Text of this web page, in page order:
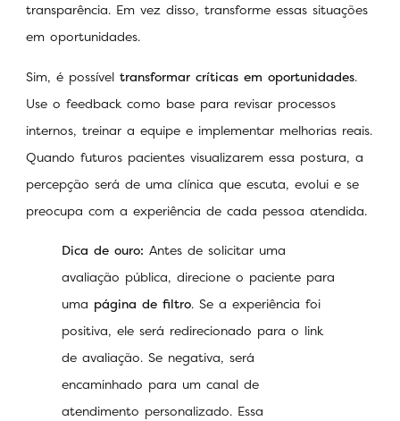
transparência. Em vez disso, transforme essas situações
em oportunidades.
Sim, é possível transformar críticas em oportunidades.
Use o feedback como base para revisar processos
internos, treinar a equipe e implementar melhorias reais.
Quando futuros pacientes visualizarem essa postura, a
percepção será de uma clínica que escuta, evolui e se
preocupa com a experiência de cada pessoa atendida.
Dica de ouro: Antes de solicitar uma
avaliação pública, direcione o paciente para
uma página de filtro. Se a experiência foi
positiva, ele será redirecionado para o link
de avaliação. Se negativa, será
encaminhado para um canal de
atendimento personalizado. Essa